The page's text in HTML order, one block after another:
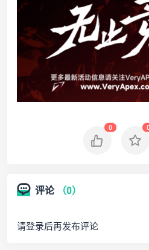
0
评论 （0）
请登录后再发布评论